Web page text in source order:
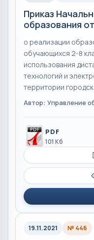
Приказ
образования
о реализации
обучающихся 2-8
использования
технологий и
территории
Автор: Управление
PDF
101 Кб
19.11.2021 № 446